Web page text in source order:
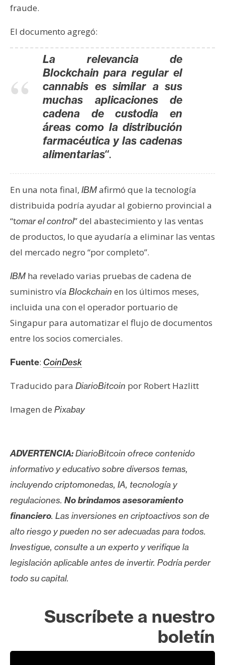
N
P
e
m
a
e
c
u
s
s
n
t
a
c
t
o
P
u
b
l
d
fraude.
El documento agregó:
La relevancia de
Blockchain para regular el
cannabis es similar a sus
muchas aplicaciones de
cadena de custodia en
áreas como la distribución
farmacéutica y las cadenas
alimentarias“.
En una nota final, IBMafirmó que la tecnología
distribuida podría ayudar al gobierno provincial a
“tomar el control” del abastecimiento y las ventas
de productos, lo que ayudaría a eliminar las ventas
del mercado negro “por completo”.
IBM ha revelado varias pruebas de cadena de
suministro vía Blockchain en los últimos meses,
incluida una con el operador portuario de
Singapur para automatizar el flujo de documentos
entre los socios comerciales.
Fuente: CoinDesk
Traducido para DiarioBitcoin por Robert Hazlitt
Imagen de Pixabay
ADVERTENCIA:DiarioBitcoin ofrece contenido
informativo y educativo sobre diversos temas,
incluyendo criptomonedas, IA, tecnología y
regulaciones. No brindamos asesoramiento
financiero. Las inversiones en criptoactivos son de
alto riesgo y pueden no ser adecuadas para todos.
Investigue, consulte a un experto y verifique la
legislación aplicable antes de invertir. Podría perder
todo su capital.
Suscríbete a nuestro
boletín